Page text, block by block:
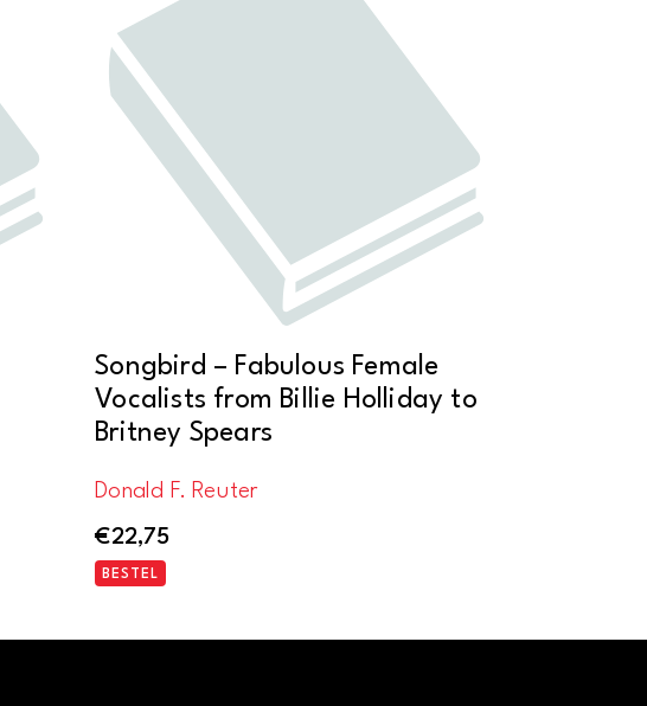
Songbird – Fabulous Female
Vocalists from Billie Holliday to
Britney Spears
Donald F. Reuter
€22,75
BESTEL